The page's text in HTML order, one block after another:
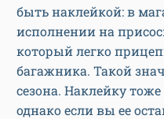
быть наклейкой: в
исполнении на
который легко
багажника. Такой
сезона. Наклейку
однако если вы ее